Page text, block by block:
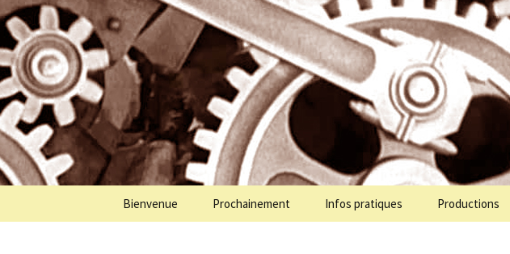
Aller
au
contenu
Cinémolette
Programmation cinéma à St Julien Molin Molette
Bienvenue Prochainement Infos pratiques Productions